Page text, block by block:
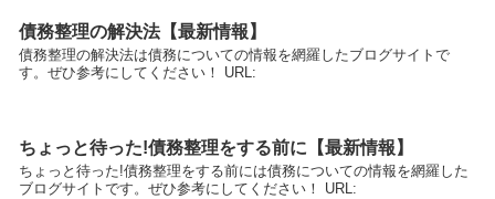
債務整理の解決法【最新情報】
債務整理の解決法は債務についての情報を網羅したブログサイトで
す。ぜひ参考にしてください！ URL:
ちょっと待った!債務整理をする前に【最新情報】
ちょっと待った!債務整理をする前には債務についての情報を網羅した
ブログサイトです。ぜひ参考にしてください！ URL: